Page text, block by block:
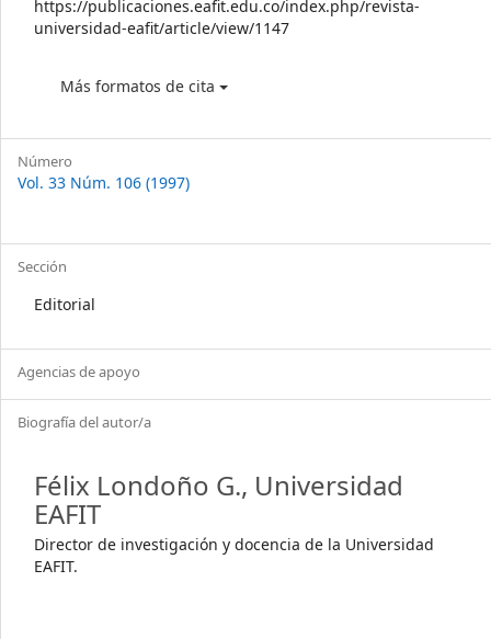
https://publicaciones.eafit.edu.co/index.php/revista-
universidad-eafit/article/view/1147
Más formatos de cita
Número
Vol. 33 Núm. 106 (1997)
Sección
Editorial
Agencias de apoyo
Biografía del autor/a
Félix Londoño G., Universidad
EAFIT
Director de investigación y docencia de la Universidad
EAFIT.